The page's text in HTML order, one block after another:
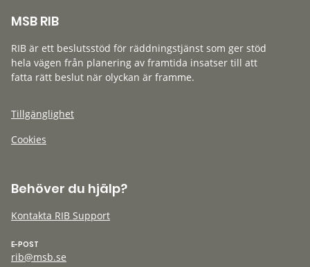
MSB RIB
RIB är ett beslutsstöd för räddningstjänst som ger stöd
hela vägen från planering av framtida insatser till att
fatta rätt beslut när olyckan är framme.
Tillgänglighet
Cookies
Behöver du hjälp?
Kontakta RIB Support
E-POST
rib@msb.se